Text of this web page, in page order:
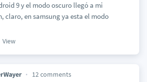
9 y el modo oscuro llegó a mi
claro, en samsung ya esta el modo
View
12 comments